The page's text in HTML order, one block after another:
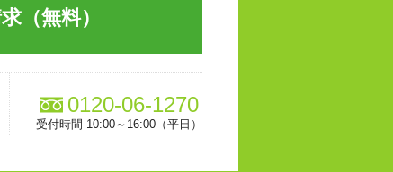
（無料）
0120-06-1270
受付時間 10:00～16:00（平日）